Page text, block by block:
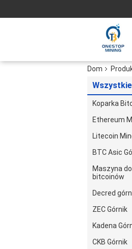
Dom
Koparka
Ethereum
Litecoin
BTC Asic
Maszyna
bitcoinów
Decred
ZEC Górnik
Kadena
CKB Górnik